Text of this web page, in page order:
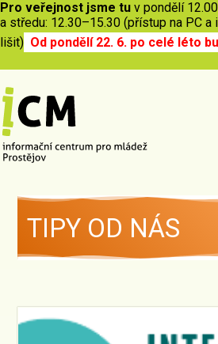
Pro veřejnost jsme tu v pondělí
a středu: 12.30–15.30 (přístup na PC a
lišit) Od pondělí 22. 6. po celé léto
TIPY OD NÁS